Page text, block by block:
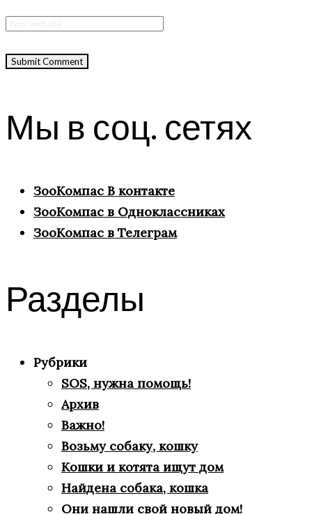
Мы в соц. сетях
ЗооКомпас В контакте
ЗооКомпас в Одноклассниках
ЗооКомпас в Телеграм
Разделы
Рубрики
SOS, нужна помощь!
Архив
Важно!
Возьму собаку, кошку
Кошки и котята ищут дом
Найдена собака, кошка
Они нашли свой новый дом!